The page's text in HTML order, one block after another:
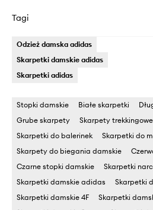
Tagi
Odzież damska adidas
Skarpetki damskie adidas
Skarpetki adidas
Stopki damskie Białe skarpetki
Grube skarpety
Skarpety
Skarpetki do balerinek
Skarpetki do
Skarpety do biegania damskie
Czarne stopki damskie
Skarpetki
Skarpetki damskie adidas
Skarpetki
Skarpetki damskie 4F
Skarpetki